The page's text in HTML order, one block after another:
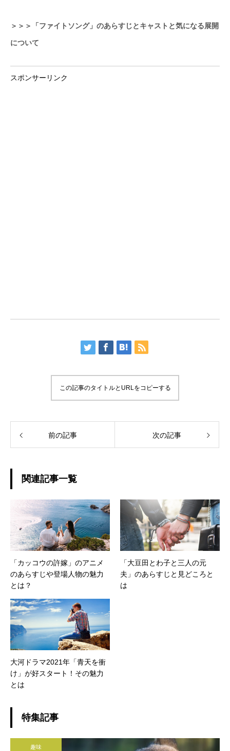
＞＞＞「ファイトソング」のあらすじとキャストと気になる展開
について
スポンサーリンク
この記事のタイトルとURLをコピーする
前の記事 次の記事
関連記事一覧
「カッコウの許嫁」のアニメ
のあらすじや登場人物の魅力
とは？
「大豆田とわ子と三人の元
夫」のあらすじと見どころと
は
大河ドラマ2021年「青天を衝
け」が好スタート！その魅力
とは
特集記事
趣味